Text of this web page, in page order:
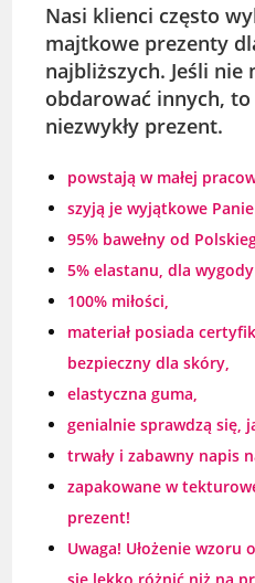
Nasi klienci często
majtkowe prezenty
najbliższych. Jeśli nie
obdarować innych,
niezwykły prezent.
powstają w małej
szyją je wyjątkowe Panie
95% bawełny od
5% elastanu, dla
100% miłości,
materiał posiada
bezpieczny dla skóry,
elastyczna guma,
genialnie sprawdzą się,
trwały i zabawny napis
zapakowane w
prezent!
Uwaga! Ułożenie wzoru
się lekko różnić niż na